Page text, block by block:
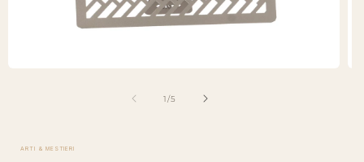
modale
1/su
5
ARTI & MESTIERI